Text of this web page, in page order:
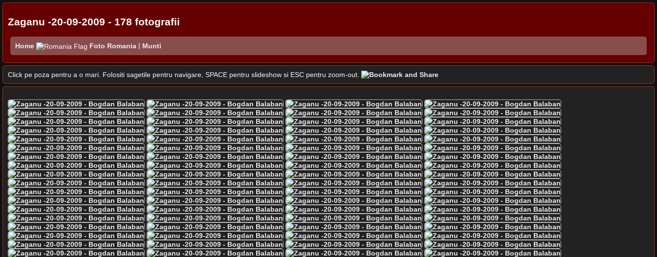
Zaganu -20-09-2009 - 178 fotografii
Home Foto Romania | Munti
Click pe poza pentru a o mari. Folositi sagetile pentru navigare, SPACE pentru slideshow si ESC pentru zoom-out.